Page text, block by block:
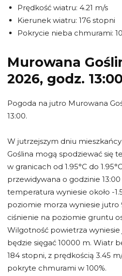
Prędkość wiatru: 4.21 m/s
Kierunek wiatru: 176 stopni
Pokrycie nieba chmurami:
Murowana
2026, godz.
Pogoda na jutro Murowana
13:00.
W jutrzejszym dniu
Goślina mogą spodziewać się
w granicach od 1.95°C do
przewidywana o godzinie
temperatura wyniesie około -
poziomie morza wyniesie jutro
ciśnienie na poziomie gruntu
Wilgotność powietrza
będzie sięgać 10000 m. Wiatr
184 stopni, z prędkością 3.45
pokryte chmurami w 100%.